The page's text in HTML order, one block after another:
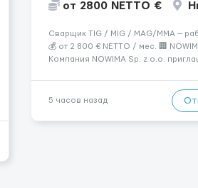
от 2800 NETTO €
Сварщик TIG / MIG / MAG/MMA —
💰 от 2 800 € NETTO / мес. 🏢
Компания NOWIMA Sp. z o.o.
Нидерланды, Италия, Швеция,
5 часов назад